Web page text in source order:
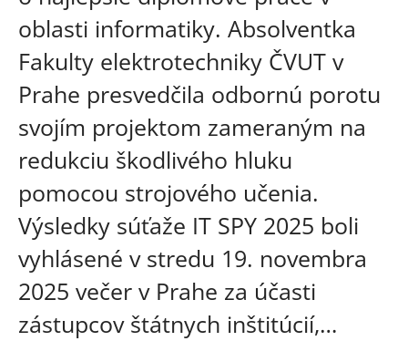
oblasti informatiky. Absolventka
Fakulty elektrotechniky ČVUT v
Prahe presvedčila odbornú porotu
svojím projektom zameraným na
redukciu škodlivého hluku
pomocou strojového učenia.
Výsledky súťaže IT SPY 2025 boli
vyhlásené v stredu 19. novembra
2025 večer v Prahe za účasti
zástupcov štátnych inštitúcií,…